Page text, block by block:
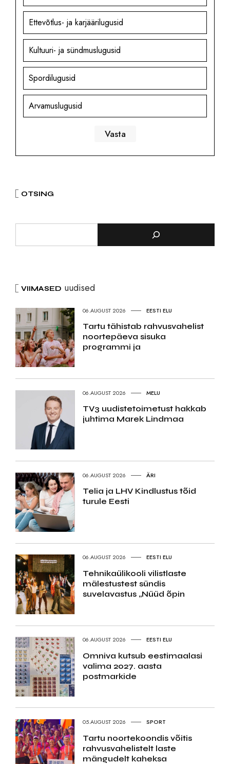
Ettevõtlus- ja karjäärilugusid
Kultuuri- ja sündmuslugusid
Spordilugusid
Arvamuslugusid
OTSING
VIIMASED uudised
06.AUGUST 2026 EESTI ELU
Tartu tähistab rahvusvahelist
noortepäeva sisuka
programmi ja
06.AUGUST 2026 MELU
TV3 uudistetoimetust hakkab
juhtima Marek Lindmaa
06.AUGUST 2026 ÄRI
Telia ja LHV Kindlustus tõid
turule Eesti
06.AUGUST 2026 EESTI ELU
Tehnikaülikooli vilistlaste
mälestustest sündis
suvelavastus „Nüüd õpin
06.AUGUST 2026 EESTI ELU
Omniva kutsub eestimaalasi
valima 2027. aasta
postmarkide
05.AUGUST 2026 SPORT
Tartu noortekoondis võitis
rahvusvahelistelt laste
mängudelt kaheksa